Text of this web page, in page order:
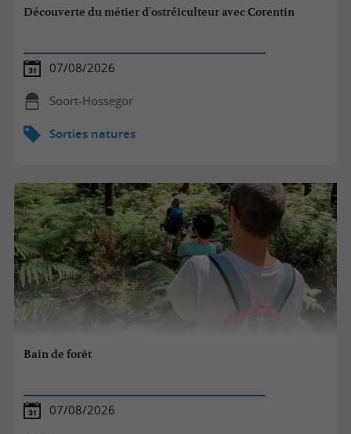
Découverte du métier d'ostréiculteur avec Corentin
07/08/2026
Soort-Hossegor
Sorties natures
Bain de forêt
07/08/2026